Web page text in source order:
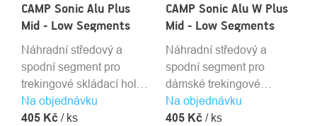
CAMP Sonic Alu Plus
Mid - Low Segments
Na objednávku
405 Kč / ks
Náhradní středový a
spodní segment pro
trekingové skládací hole
C.A.M.P. Sonic Alu Plus.
CAMP Sonic Alu W Plus
Mid - Low Segments
Na objednávku
405 Kč / ks
Náhradní středový a
spodní segment pro
dámské trekingové
skládací hole C.A.M.P.
Sonic Alu W Plus.